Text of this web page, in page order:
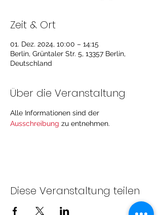
Zeit & Ort
01. Dez. 2024, 10:00 – 14:15
Berlin, Grüntaler Str. 5, 13357 Berlin,
Deutschland
Über die Veranstaltung
Alle Informationen sind der
Ausschreibung zu entnehmen.
Diese Veranstaltung teilen